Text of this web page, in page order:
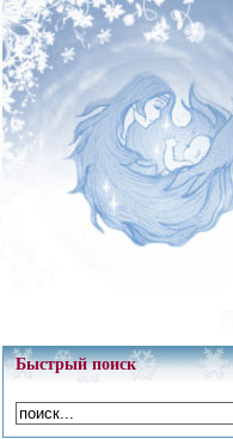
Быстрый поиск